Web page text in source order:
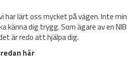
har lärt oss mycket på vägen. Inte
känna dig trygg. Som ägare av en
är redo att hjälpa dig.
här